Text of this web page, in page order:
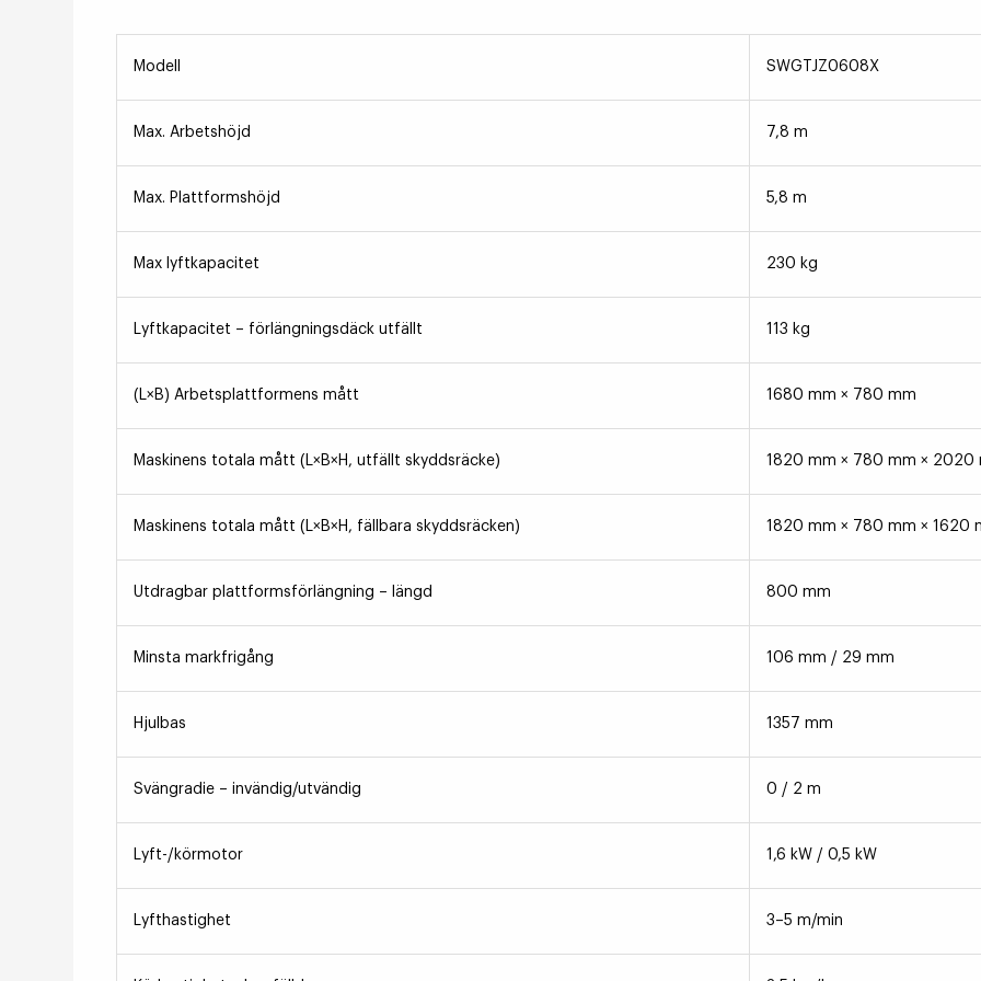
Modell SWGTJZ0608X
Max. Arbetshöjd 7,8 m
Max. Plattformshöjd 5,8 m
Max lyftkapacitet 230 kg
Lyftkapacitet – förlängningsdäck utfällt 113 kg
(L×B) Arbetsplattformens mått 1680 mm × 780 mm
Maskinens totala mått (L×B×H, utfällt skyddsräcke) 1820 mm × 780 mm × 2020
Maskinens totala mått (L×B×H, fällbara skyddsräcken) 1820 mm × 780 mm × 1620
Utdragbar plattformsförlängning – längd 800 mm
Minsta markfrigång 106 mm / 29 mm
Hjulbas 1357 mm
Svängradie – invändig/utvändig 0 / 2 m
Lyft-/körmotor 1,6 kW / 0,5 kW
Lyfthastighet 3–5 m/min